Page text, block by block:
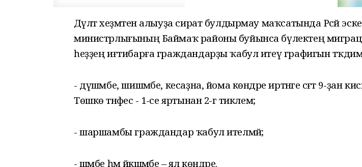
Дәүләт хеҙмәтен алыуҙа сират булдырмау маҡсатында Рәсәй
министрлығының Баймаҡ районы буйынса бүлектең
һеҙҙең иғтибарға граждандарҙы ҡабул итеү графигын тәҡдим
- дүшәмбе, шишәмбе, кесаҙна, йома көндәре иртәнге сәғәт 9-ҙан
Төшкө тәнәфес - 1-се яртынан 2-гә тиклем;
- шаршамбы граждандар ҡабул ителмәй;
- шәмбе һәм йәкшәмбе – ял көндәре.